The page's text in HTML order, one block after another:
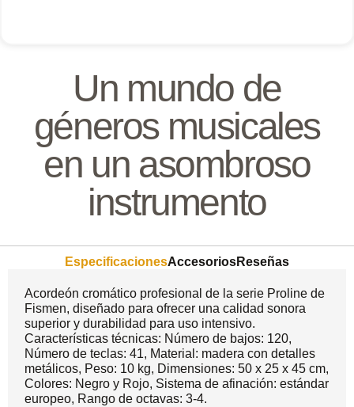
Un mundo de
géneros musicales
en un asombroso
instrumento
EspecificacionesAccesoriosReseñas
Acordeón cromático profesional de la serie Proline de
Fismen, diseñado para ofrecer una calidad sonora
superior y durabilidad para uso intensivo.
Características técnicas: Número de bajos: 120,
Número de teclas: 41, Material: madera con detalles
metálicos, Peso: 10 kg, Dimensiones: 50 x 25 x 45 cm,
Colores: Negro y Rojo, Sistema de afinación: estándar
europeo, Rango de octavas: 3-4.